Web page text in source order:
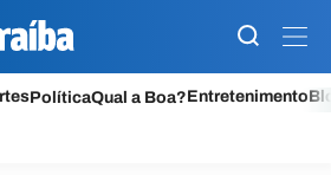
PolíticaQual a Boa?Entretenimento